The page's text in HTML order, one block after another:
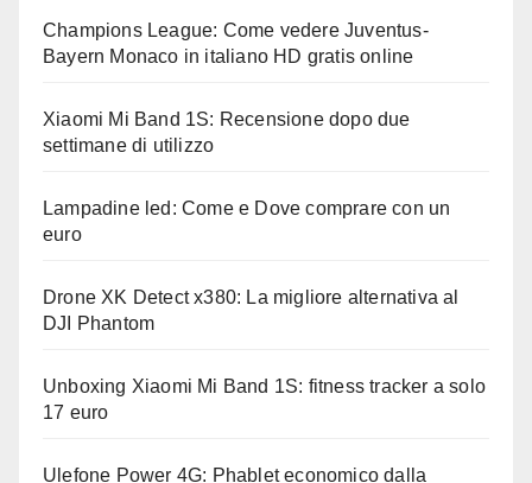
Champions League: Come vedere Juventus-
Bayern Monaco in italiano HD gratis online
Xiaomi Mi Band 1S: Recensione dopo due
settimane di utilizzo
Lampadine led: Come e Dove comprare con un
euro
Drone XK Detect x380: La migliore alternativa al
DJI Phantom
Unboxing Xiaomi Mi Band 1S: fitness tracker a solo
17 euro
Ulefone Power 4G: Phablet economico dalla